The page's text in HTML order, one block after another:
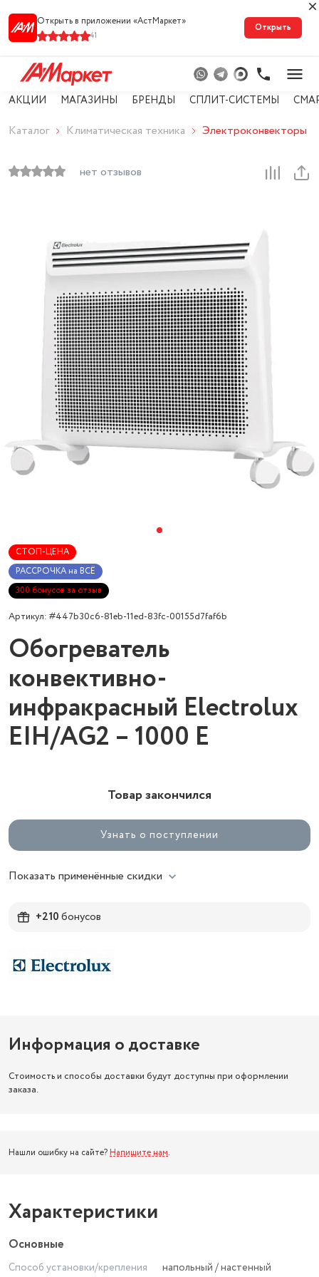
Открыть в приложении «АстМарке‪т‬»
41
Открыть
АКЦИИ МАГАЗИНЫ БРЕНДЫ СПЛИТ-СИСТЕМЫ
Каталог Климатическая техника Электроконвекторы
нет отзывов
СТОП-ЦЕНА
РАССРОЧКА на ВСЁ
300 бонусов за отзыв
Артикул: #447b30c6-81eb-11ed-83fc-00155d7faf6b
Обогреватель
конвективно-
инфракрасный Electrolux
EIH/AG2 – 1000 E
Товар закончился
Узнать о поступлении
Показать применённые скидки
+210бонусов
Информация о доставке
Стоимость и способы доставки будут доступны при оформлении
заказа.
Нашли ошибку на сайте? Напишите нам.
Характеристики
Основные
Способ установки/крепления
напольный / настенный